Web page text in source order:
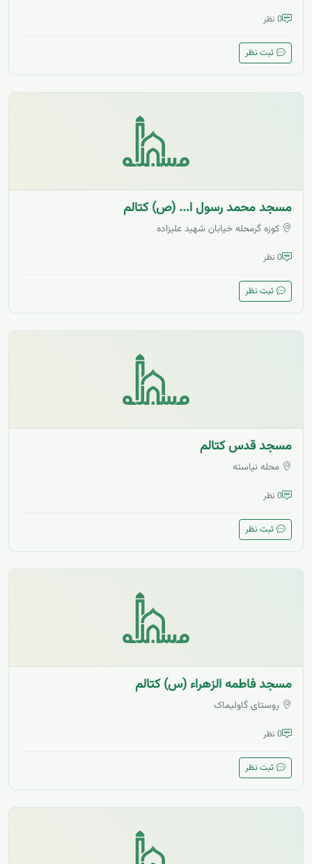
0 نظر
ثبت نظر
مسجد محمد رسول ا... (ص) کتالم
کوزه گرمحله خیابان شهید علیزاده
0 نظر
ثبت نظر
مسجد قدس کتالم
محله نیاسته
0 نظر
ثبت نظر
مسجد فاطمه الزهراء (س) کتالم
روستای گاولیماک
0 نظر
ثبت نظر